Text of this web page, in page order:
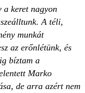
a keret nagyon
A téli,
munkát
az erőnlétünk, és
bíztam a
Marko
de arra azért nem